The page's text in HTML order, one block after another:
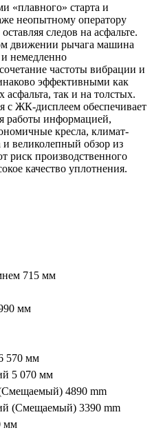
«плавного» старта и
неопытному оператору
следов на асфальте.
движении рычага машина
немедленно
частоты вибрации и
эффективными как
так и на толстых.
с ЖК-дисплеем обеспечивает
работы информацией,
кресла, климат-
великолепный обзор из
риск производственного
качество уплотнения.
715 мм
мм
570 мм
5 070 мм
4890 mm
(Смещаемый) 3390 mm
мм